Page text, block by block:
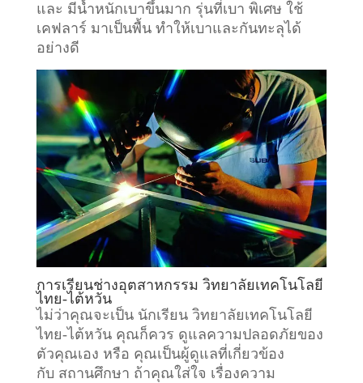
และ มีน้ำหนักเบาขึ้นมาก รุ่นที่เบา พิเศษ ใช้
เคฟลาร์ มาเป็นพื้น ทำให้เบาและกันทะลุได้
อย่างดี
การเรียนช่างอุตสาหกรรม วิทยาลัยเทคโนโลยี
ไทย-ไต้หวัน
ไม่ว่าคุณจะเป็น นักเรียน วิทยาลัยเทคโนโลยี
ไทย-ไต้หวัน คุณก็ควร ดูแลความปลอดภัยของ
ตัวคุณเอง หรือ คุณเป็นผู้ดูแลที่เกี่ยวข้อง
กับ สถานศึกษา ถ้าคุณใส่ใจ เรื่องความ